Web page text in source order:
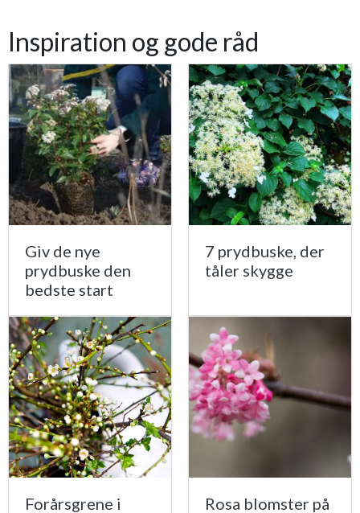
Inspiration og gode råd
Giv de nye
prydbuske den
bedste start
7 prydbuske, der
tåler skygge
Forårsgrene i Rosa blomster på